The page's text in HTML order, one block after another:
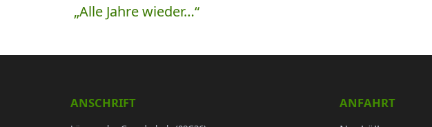
Beitragsnavigation
„Alle Jahre wieder…“
ANSCHRIFT ANFAHRT